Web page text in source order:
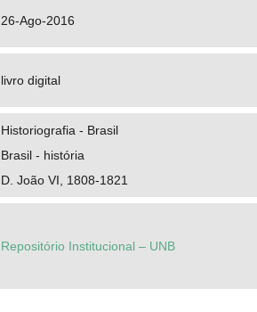
26-Ago-2016
livro digital
Historiografia - Brasil
Brasil - história
D. João VI, 1808-1821
Repositório Institucional – UNB